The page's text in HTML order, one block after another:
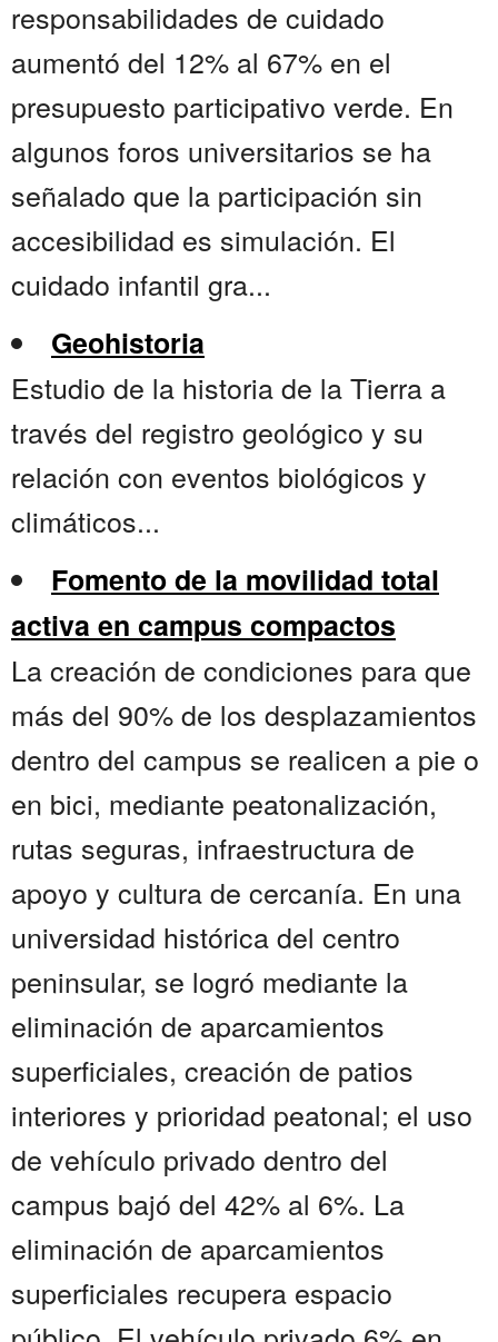
responsabilidades de cuidado
aumentó del 12% al 67% en el
presupuesto participativo verde. En
algunos foros universitarios se ha
señalado que la participación sin
accesibilidad es simulación. El
cuidado infantil gra...
Geohistoria
Estudio de la historia de la Tierra a
través del registro geológico y su
relación con eventos biológicos y
climáticos...
Fomento de la movilidad total
activa en campus compactos
La creación de condiciones para que
más del 90% de los desplazamientos
dentro del campus se realicen a pie o
en bici, mediante peatonalización,
rutas seguras, infraestructura de
apoyo y cultura de cercanía. En una
universidad histórica del centro
peninsular, se logró mediante la
eliminación de aparcamientos
superficiales, creación de patios
interiores y prioridad peatonal; el uso
de vehículo privado dentro del
campus bajó del 42% al 6%. La
eliminación de aparcamientos
superficiales recupera espacio